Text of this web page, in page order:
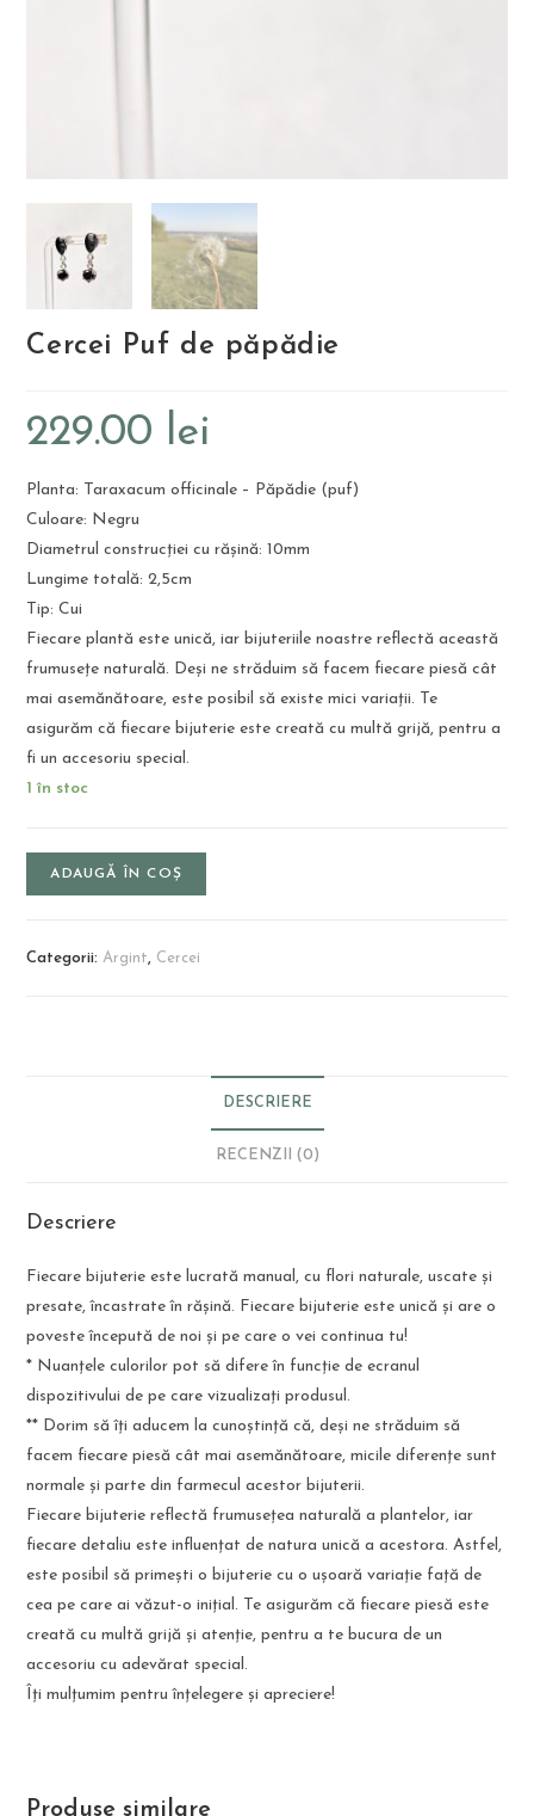
Cercei Puf de păpădie
229.00 lei
Planta: Taraxacum officinale – Păpădie (puf)
Culoare: Negru
Diametrul construcției cu rășină: 10mm
Lungime totală: 2,5cm
Tip: Cui
Fiecare plantă este unică, iar bijuteriile noastre reflectă această
frumusețe naturală. Deși ne străduim să facem fiecare piesă cât
mai asemănătoare, este posibil să existe mici variații. Te
asigurăm că fiecare bijuterie este creată cu multă grijă, pentru a
fi un accesoriu special.
1 în stoc
ADAUGĂ ÎN COȘ
Categorii:Argint, Cercei
DESCRIERE
RECENZII (0)
Descriere
Fiecare bijuterie este lucrată manual, cu flori naturale, uscate și
presate, încastrate în rășină. Fiecare bijuterie este unică și are o
poveste începută de noi și pe care o vei continua tu!
* Nuanțele culorilor pot să difere în funcție de ecranul
dispozitivului de pe care vizualizați produsul.
** Dorim să îți aducem la cunoștință că, deși ne străduim să
facem fiecare piesă cât mai asemănătoare, micile diferențe sunt
normale și parte din farmecul acestor bijuterii.
Fiecare bijuterie reflectă frumusețea naturală a plantelor, iar
fiecare detaliu este influențat de natura unică a acestora. Astfel,
este posibil să primești o bijuterie cu o ușoară variație față de
cea pe care ai văzut-o inițial. Te asigurăm că fiecare piesă este
creată cu multă grijă și atenție, pentru a te bucura de un
accesoriu cu adevărat special.
Îți mulțumim pentru înțelegere și apreciere!
Produse similare